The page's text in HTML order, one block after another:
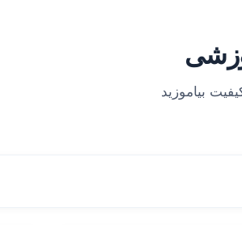
بیاموزید